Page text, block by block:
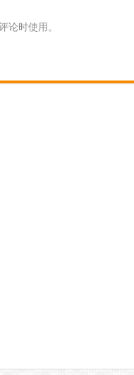
论时使用。